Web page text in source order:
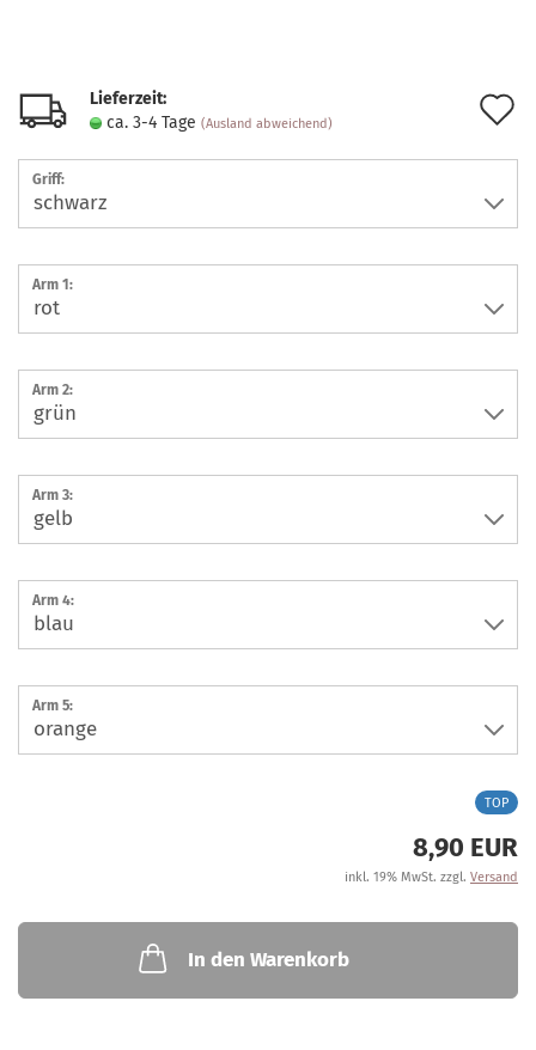
Lieferzeit:
ca. 3-4 Tage (Ausland abweichend)
Griff:
Arm 1:
Arm 2:
Arm 3:
Arm 4:
Arm 5:
TOP
8,90 EUR
inkl. 19% MwSt. zzgl. Versand
In den Warenkorb